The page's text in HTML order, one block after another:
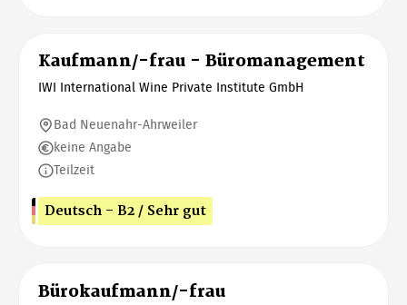
Kaufmann/-frau - Büromanagement
IWI International Wine Private Institute GmbH
Bad Neuenahr-Ahrweiler
keine Angabe
Teilzeit
Deutsch - B2 / Sehr gut
Bürokaufmann/-frau